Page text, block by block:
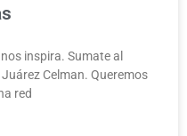
nos inspira. Sumate al
Celman. Queremos
red